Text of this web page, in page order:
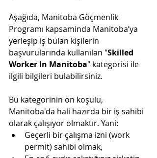
Aşağıda, Manitoba Göçmenlik
Programı kapsaminda Manitoba’ya
yerleşip iş bulan kişilerin
başvurularında kullanılan "Skilled
Worker In Manitoba" kategorisi ile
ilgili bilgileri bulabilirsiniz.
Bu kategorinin ön koşulu,
Manitoba'da hali hazırda bir iş sahibi
olarak çalışıyor olmaktır. Yani:
Geçerli bir çalışma izni (work
permit) sahibi olmak,